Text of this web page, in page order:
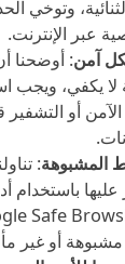
وتوخي
عبر الإنترنت.
آمن: أوضحنا
لا يكفي، ويجب
أو
المشبوهة:
عليها باستخدام
مشبوهة أو غير